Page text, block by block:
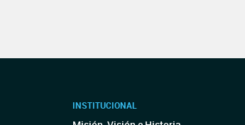
INSTITUCIONAL